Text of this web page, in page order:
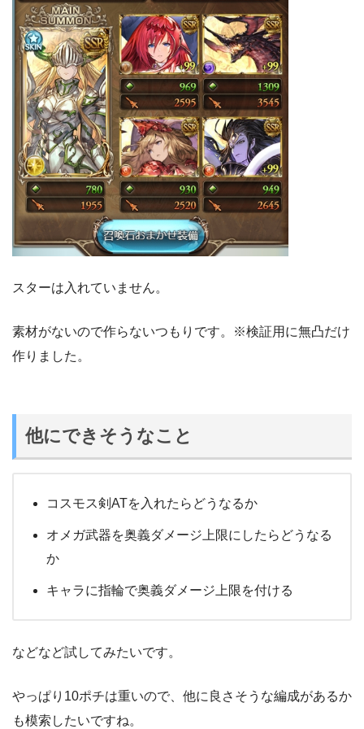
スターは入れていません。
素材がないので作らないつもりです。※検証用に無凸だけ
作りました。
他にできそうなこと
コスモス剣ATを入れたらどうなるか
オメガ武器を奥義ダメージ上限にしたらどうなる
か
キャラに指輪で奥義ダメージ上限を付ける
などなど試してみたいです。
やっぱり10ポチは重いので、他に良さそうな編成があるか
も模索したいですね。